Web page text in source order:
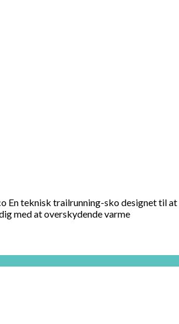
En teknisk trailrunning-sko designet til
med at overskydende varme